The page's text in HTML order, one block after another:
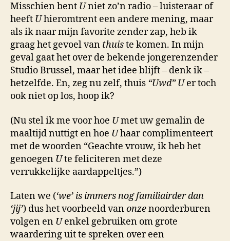
Misschien bent Uniet zo’n radio – luisteraar of
heeft Uhieromtrent een andere mening, maar
als ik naar mijn favorite zender zap, heb ik
graag het gevoel van thuiste komen. In mijn
geval gaat het over de bekende jongerenzender
Studio Brussel, maar het idee blijft – denk ik –
hetzelfde. En, zeg nu zelf, thuis “Uwd” Uer toch
ook niet op los, hoop ik?
(Nu stel ik me voor hoe Umet uw gemalin de
maaltijd nuttigt en hoe Uhaar complimenteert
met de woorden “Geachte vrouw, ik heb het
genoegen Ute feliciteren met deze
verrukkelijke aardappeltjes.”)
Laten we (‘we’ is immers nog familiairder dan
‘jij’) dus het voorbeeld vanonzenoorderburen
volgen en Uenkel gebruiken om grote
waardering uit te spreken over een